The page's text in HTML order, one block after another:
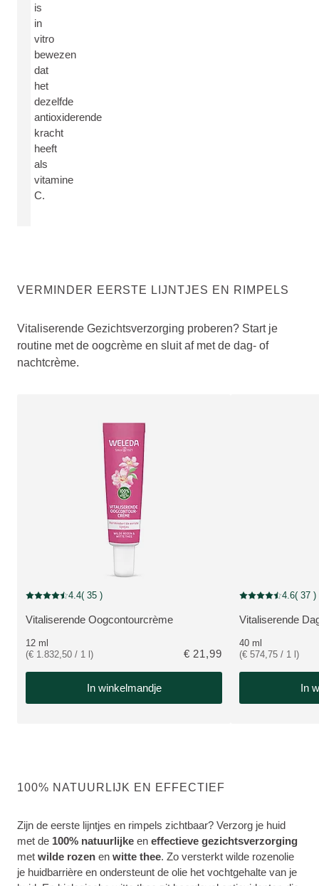
is
in
vitro
bewezen
dat
het
dezelfde
antioxiderende
kracht
heeft
als
vitamine
C.
VERMINDER EERSTE LIJNTJES EN RIMPELS
Vitaliserende Gezichtsverzorging proberen? Start je
routine met de oogcrème en sluit af met de dag- of
nachtcrème.
BEKIJK PRODUCT:
Vitaliserende Oogcontourcrème
Beoordeling: 4.4 van 5 beoordeeld door 35 personen
4.4( 35 )
12 ml
(€ 1.832,50 / 1 l)
€ 21,99
In winkelmandje
BEKIJK
Vitaliserende
Beoordeling: 4.6
4.6( 37 )
40 ml
(€ 574,75 / 1 l)
In
100% NATUURLIJK EN EFFECTIEF
Zijn de eerste lijntjes en rimpels zichtbaar? Verzorg je huid
met de 100% natuurlijke en effectieve gezichtsverzorging
met wilde rozen en witte thee. Zo versterkt wilde rozenolie
je huidbarrière en ondersteunt de olie het vochtgehalte van je